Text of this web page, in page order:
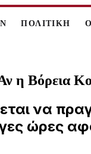
ΠΟΛΙΤΙΚΗ
η Βόρεια
να
ώρες